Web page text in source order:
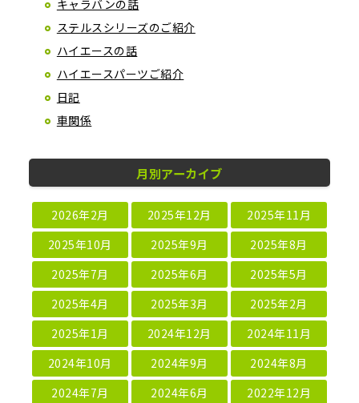
キャラバンの話
ステルスシリーズのご紹介
ハイエースの話
ハイエースパーツご紹介
日記
車関係
月別アーカイブ
2026年2月 2025年12月
2025年11月
2025年10月
2025年9月
2025年8月
2025年7月
2025年6月
2025年5月
2025年4月
2025年3月
2025年2月
2025年1月
2024年12月
2024年11月
2024年10月
2024年9月
2024年8月
2024年7月
2024年6月
2022年12月